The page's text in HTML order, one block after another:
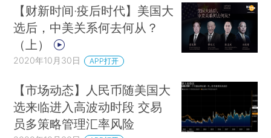
【财新时间·疫后时代】美国大
选后，中美关系何去何从？
（上）
2020年10月30日 APP打开
【市场动态】人民币随美国大
选来临进入高波动时段 交易
员多策略管理汇率风险